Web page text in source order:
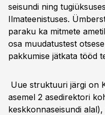
seisundi ning
Ilmateenistuses.
paraku ka mitmete
osa muudatustest
pakkumise jätkata tööd
Uue struktuuri järgi on
asemel 2 asedirektori
keskkonnaseisundi